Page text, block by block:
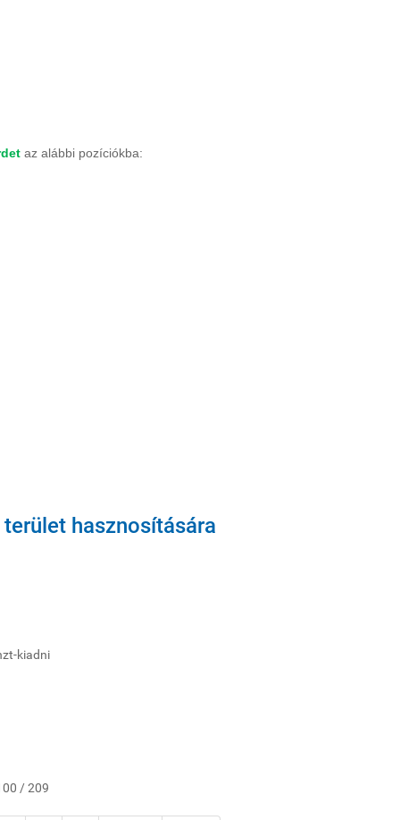
az alábbi pozíciókba:
hasznosítására
kiadni
/ 209